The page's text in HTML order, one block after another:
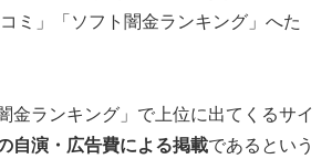
ミ」「ソフト闇金ランキング」へた
金ランキング」で上位に出てくるサイ
自演・広告費による掲載であるという